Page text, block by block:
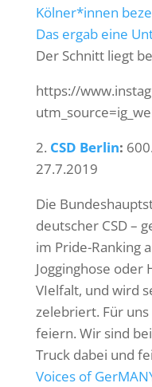
Kölner*innen
Das ergab eine
Der Schnitt liegt
https://
2. CSD Berlin:
27.7.2019
Die
deutscher CSD –
im Pride-Ranking
Jogginghose oder
VIelfalt, und wird
zelebriert. Für uns
feiern. Wir sind
Truck dabei und
Voices of